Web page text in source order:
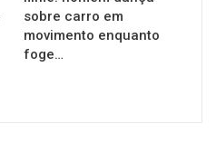
sobre carro em
movimento enquanto
foge…